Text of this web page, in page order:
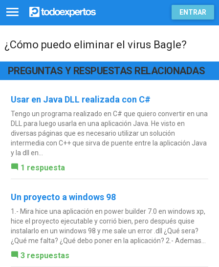
ENTRAR
¿Cómo puedo eliminar el virus Bagle?
PREGUNTAS Y RESPUESTAS RELACIONADAS
Usar en Java DLL realizada con C#
Tengo un programa realizado en C# que quiero convertir en una
DLL para luego usarla en una aplicación Java. He visto en
diversas páginas que es necesario utilizar un solución
intermedia con C++ que sirva de puente entre la aplicación Java
y la dll en...
1 respuesta
Un proyecto a windows 98
1.- Mira hice una aplicación en power builder 7.0 en windows xp,
hice el proyecto ejecutable y corrió bien, pero después quise
instalarlo en un windows 98 y me sale un error .dll ¿Qué sera?
¿Qué me falta? ¿Qué debo poner en la aplicación? 2.- Ademas...
3 respuestas